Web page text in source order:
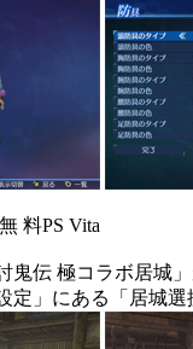
無 料PS Vita
鬼伝 極コラボ居城
定」にある「居城選